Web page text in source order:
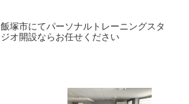
飯塚市にてパーソナルトレーニングスタ
ジオ開設ならお任せください